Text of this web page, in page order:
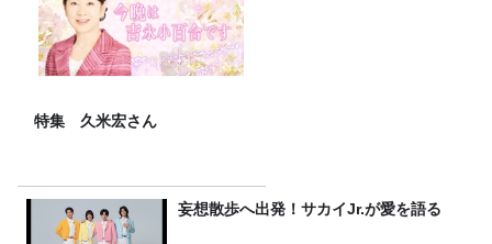
特集 久米宏さん
妄想散歩へ出発！サカイJr.が愛を語る